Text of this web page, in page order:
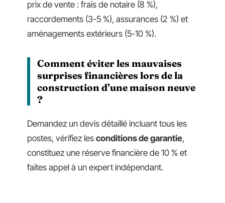
prix de vente : frais de notaire (8 %),
raccordements (3-5 %), assurances (2 %) et
aménagements extérieurs (5-10 %).
Comment éviter les mauvaises
surprises financières lors de la
construction d’une maison neuve
?
Demandez un devis détaillé incluant tous les
postes, vérifiez les conditions de garantie,
constituez une réserve financière de 10 % et
faites appel à un expert indépendant.